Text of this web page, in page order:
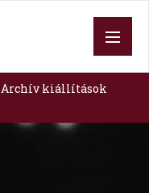
Archív kiállítások